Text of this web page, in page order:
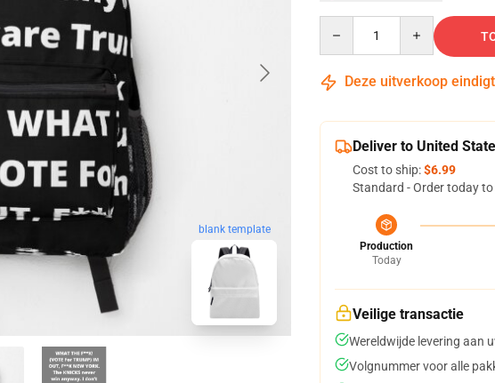
blank template
Deze uitverkoop
Deliver to United
Cost to ship:$6.99
Standard - Order today
Production
Today
Veilige transactie
Wereldwijde levering aan
Volgnummer voor alle